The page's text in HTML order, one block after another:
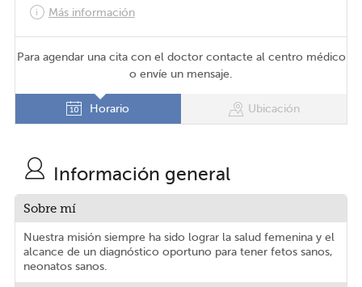
Más información
Para agendar una cita con el doctor contacte al centro médico
o envíe un mensaje.
Horario Ubicación
Información general
Sobre mí
Nuestra misión siempre ha sido lograr la salud femenina y el
alcance de un diagnóstico oportuno para tener fetos sanos,
neonatos sanos.